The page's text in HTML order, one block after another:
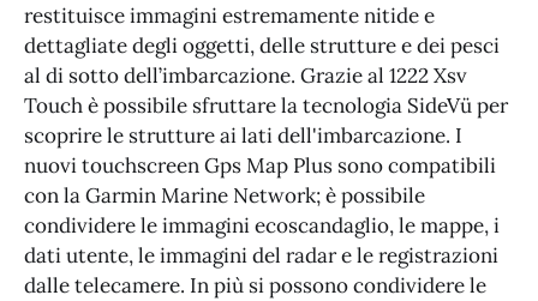
restituisce immagini estremamente nitide e
dettagliate degli oggetti, delle strutture e dei pesci
al di sotto dell’imbarcazione. Grazie al 1222 Xsv
Touch è possibile sfruttare la tecnologia SideVü per
scoprire le strutture ai lati dell'imbarcazione. I
nuovi touchscreen Gps Map Plus sono compatibili
con la Garmin Marine Network; è possibile
condividere le immagini ecoscandaglio, le mappe, i
dati utente, le immagini del radar e le registrazioni
dalle telecamere. In più si possono condividere le